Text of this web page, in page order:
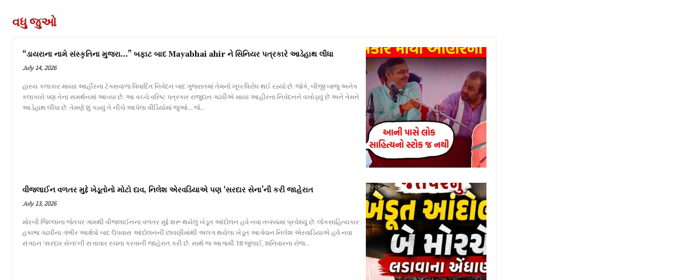
વધુ જુઓ
“ડાયરાના નામે સંસ્કૃતિના મુજરા…” બફાટ બાદ Mayabhai ahir ને સિનિયર પત્રકારે આડેહાથ લીધા
July 14, 2026
હાસ્ય કલાકાર માયાા આહીરના ટેક્સવાળા વિવાદિત નિવેદન બાદ ગુજરાતમાં તેમનો ખૂબ વિરોધ થઈ રહ્યો છે. જોકે, બીજી બાજુ અનેક
કલાકારો પણ તેના સમર્થનમાં આવ્યા છે. આ વચ્ચે વરિષ્ટ પત્રકાર રાજુદાન ગઢવીએ માયા આહીરના નિવેદનને વખોડ્યું છે અને તેમને
આડેહાથ લીધા છે. તેમણે શું કહ્યું તે નીચે આપેલા વીડિયોમાં જુઓ... જે...
વીજલાઈન વળતર મુદ્દે ખેડૂતોનો મોટો દાવ, નિલેશ એરવડિયાએ પણ ‘સરદાર સેના’ની કરી જાહેરાત
July 13, 2026
મોરબી જિલ્લાના જેતપર ગામથી વીજલાઈનના વળતર મુદ્દે શરૂ થયેલું ખેડૂત આંદોલન હવે નવા તબક્કામાં પ્રવેશ્યું છે. લોકસાહિત્યકાર
હકાભા ગઢવીના ગંભીર આક્ષેપો બાદ ઉપવાસ આંદોલનની છાવણીમાંથી અલગ થયેલા ખેડૂત આગેવાન નિલેશ એરવાડિયાએ હવે નવા
સંગઠન 'સરદાર સેના'ની સત્તાવાર રચના કરવાની જાહેરાત કરી છે. સાથે જ આગામી 18 જુલાઈ, શનિવારના રોજ...